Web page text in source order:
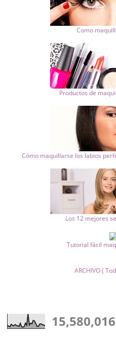
Como
Productos de
Cómo maquillarse los labios
Los 12 mejores
Tutorial fácil
ARCHIVO (
15,580,016